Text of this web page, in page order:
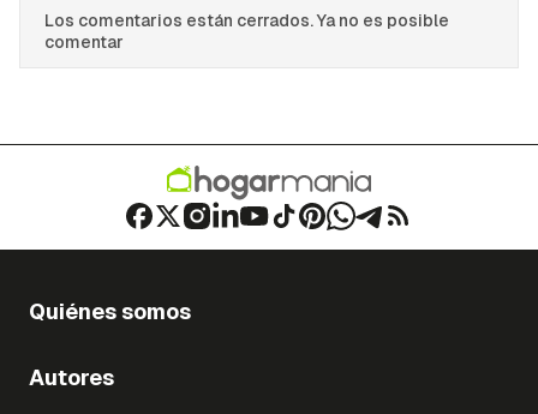
Los comentarios están cerrados. Ya no es posible
comentar
Quiénes somos
Autores